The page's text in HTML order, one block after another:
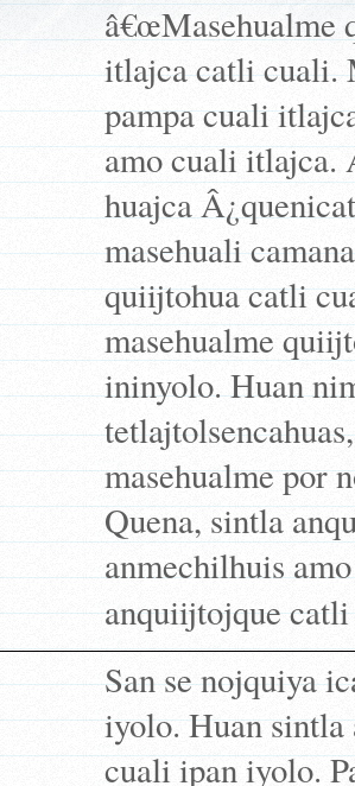
â€œMasehualme
itlajca catli cuali.
pampa cuali
amo cuali itlajca.
huajca
masehuali
quiijtohua catli
masehualme
ininyolo. Huan
masehualme por
Quena, sintla
anmechilhuis
anquiijtojque catli
San se nojquiya
iyolo. Huan sintla
cuali ipan iyolo.